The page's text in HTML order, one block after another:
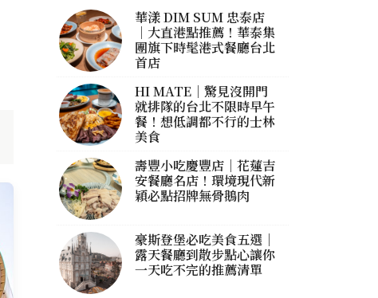
華漾 DIM SUM 忠泰店
｜大直港點推薦！華泰集
團旗下時髦港式餐廳台北
首店
HI MATE｜驚見沒開門
就排隊的台北不限時早午
餐！想低調都不行的士林
美食
壽豐小吃慶豐店｜花蓮吉
安餐廳名店！環境現代新
穎必點招牌無骨鵝肉
豪斯登堡必吃美食五選｜
露天餐廳到散步點心讓你
一天吃不完的推薦清單